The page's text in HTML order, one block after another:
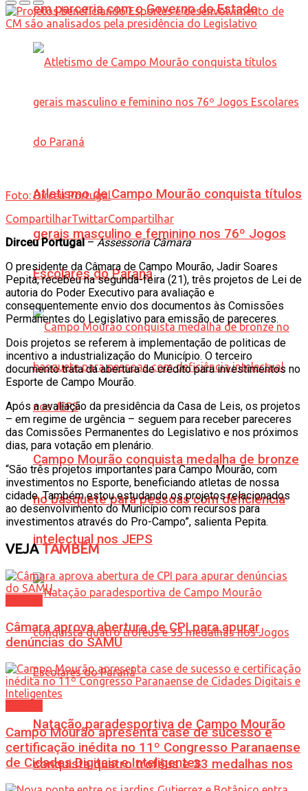
em parceria com o Governo do Estado
Atletismo de Campo Mourão conquista títulos
gerais masculino e feminino nos 76º Jogos
Escolares do Paraná
Campo Mourão conquista medalha de bronze
no basquete para pessoas com deficiência
intelectual nos JEPS
Natação paradesportiva de Campo Mourão
conquista quatro troféus e 33 medalhas nos
Foto: Dirceu Portugal
CompartilharTwittarCompartilhar
Dirceu Portugal–Assessoria Câmara
O presidente da Câmara de Campo Mourão, Jadir Soares
Pepita, recebeu na segunda-feira (21), três projetos de Lei de
autoria do Poder Executivo para avaliação e
consequentemente envio dos documentos às Comissões
Permanentes do Legislativo para emissão de pareceres.
Dois projetos se referem à implementação de politicas de
incentivo a industrialização do Município. O terceiro
documento trata da abertura de crédito para investimentos no
Esporte de Campo Mourão.
Após a avaliação da presidência da Casa de Leis, os projetos
– em regime de urgência – seguem para receber pareceres
das Comissões Permanentes do Legislativo e nos próximos
dias, para votação em plenário.
“São três projetos importantes para Campo Mourão, com
investimentos no Esporte, beneficiando atletas de nossa
cidade. Também estou estudando os projetos relacionados
ao desenvolvimento do Município com recursos para
investimentos através do Pro-Campo”, salienta Pepita.
VEJATAMBÉM
Câmara aprova abertura de CPI para apurar
denúncias do SAMU
Campo Mourão apresenta case de sucesso e
certificação inédita no 11º Congresso Paranaense
de Cidades Digitais e Inteligentes